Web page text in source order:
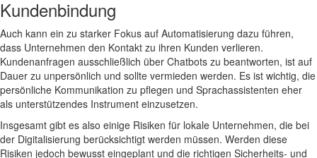
Kundenbindung
Auch kann ein zu starker Fokus auf Automatisierung dazu führen,
dass Unternehmen den Kontakt zu ihren Kunden verlieren.
Kundenanfragen ausschließlich über Chatbots zu beantworten, ist auf
Dauer zu unpersönlich und sollte vermieden werden. Es ist wichtig, die
persönliche Kommunikation zu pflegen und Sprachassistenten eher
als unterstützendes Instrument einzusetzen.
Insgesamt gibt es also einige Risiken für lokale Unternehmen, die bei
der Digitalisierung berücksichtigt werden müssen. Werden diese
Risiken jedoch bewusst eingeplant und die richtigen Sicherheits- und